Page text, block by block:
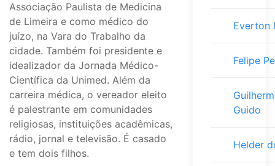
Associação Paulista de Medicina
de Limeira e como médico do
juízo, na Vara do Trabalho da
cidade. Também foi presidente e
idealizador da Jornada Médico-
Científica da Unimed. Além da
carreira médica, o vereador eleito
é palestrante em comunidades
religiosas, instituições acadêmicas,
rádio, jornal e televisão. É casado
e tem dois filhos.
Everton
Felipe
Guido
Helder